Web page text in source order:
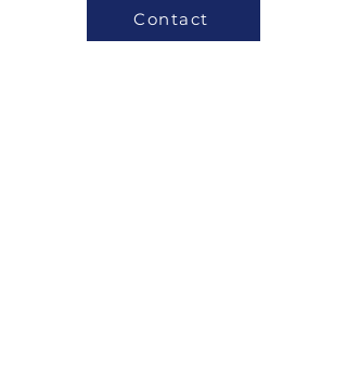
Contact